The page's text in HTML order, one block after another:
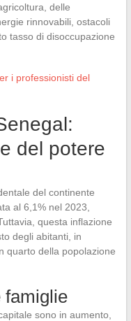
delle
rinnovabili, ostacoli
tasso di disoccupazione
i professionisti del
del potere
del continente
al 6,1% nel 2023,
questa inflazione
degli abitanti, in
quarto della popolazione
famiglie
sono in aumento,